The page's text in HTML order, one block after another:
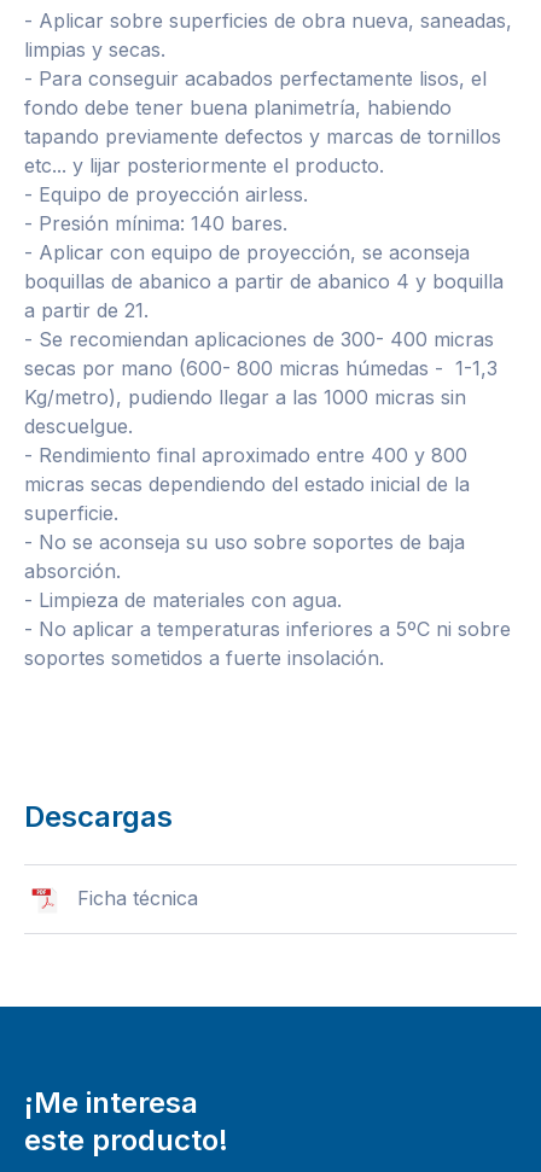
- Aplicar sobre superficies de obra nueva, saneadas,
limpias y secas.
- Para conseguir acabados perfectamente lisos, el
fondo debe tener buena planimetría, habiendo
tapando previamente defectos y marcas de tornillos
etc... y lijar posteriormente el producto.
- Equipo de proyección airless.
- Presión mínima: 140 bares.
- Aplicar con equipo de proyección, se aconseja
boquillas de abanico a partir de abanico 4 y boquilla
a partir de 21.
- Se recomiendan aplicaciones de 300- 400 micras
secas por mano (600- 800 micras húmedas - 1-1,3
Kg/metro), pudiendo llegar a las 1000 micras sin
descuelgue.
- Rendimiento final aproximado entre 400 y 800
micras secas dependiendo del estado inicial de la
superficie.
- No se aconseja su uso sobre soportes de baja
absorción.
- Limpieza de materiales con agua.
- No aplicar a temperaturas inferiores a 5ºC ni sobre
soportes sometidos a fuerte insolación.
Descargas
Ficha técnica
¡Me interesa
este producto!